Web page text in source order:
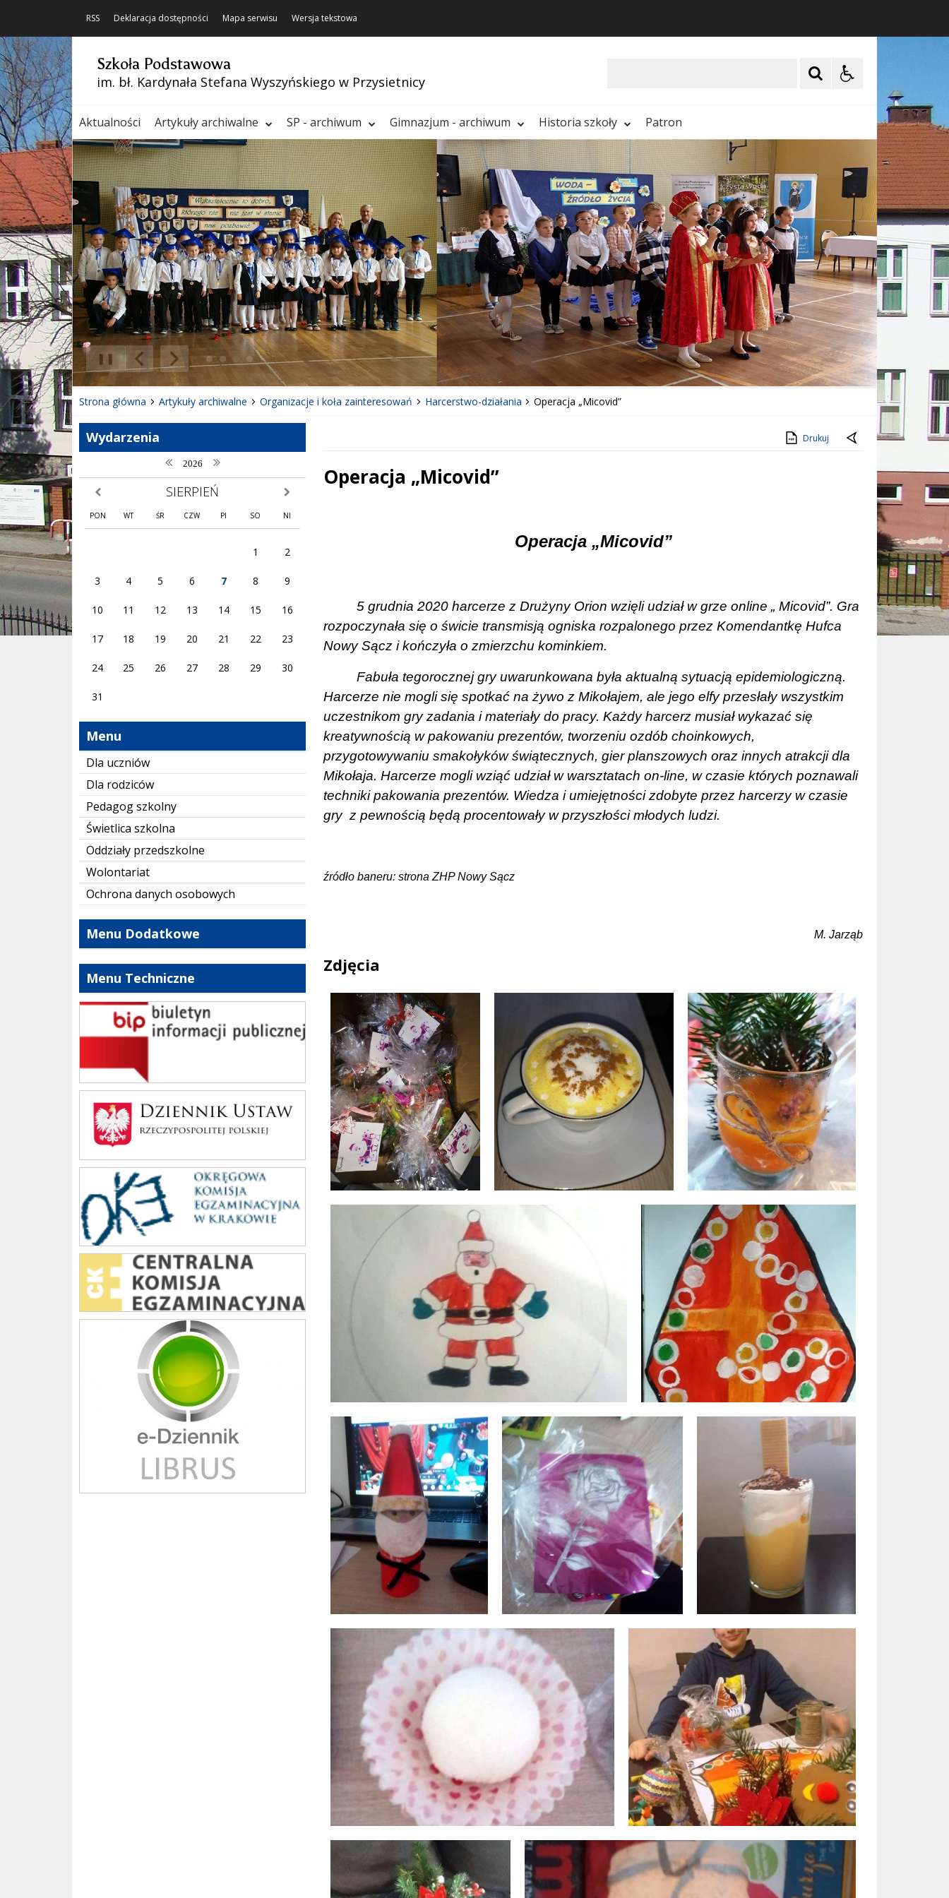
RSS Deklaracja dostępności Mapa serwisu Wersja tekstowa
Szkoła Podstawowa
im. bł. Kardynała Stefana Wyszyńskiego w Przysietnicy
Aktualności Artykuły archiwalne SP - archiwum Gimnazjum - archiwum Historia szkoły Patron
Poprzedni Element
Następny Element
❚❚
Strona główna Artykuły archiwalne Organizacje i koła zainteresowań Harcerstwo-działania Operacja „Micovid”
Wydarzenia
poprzedni rok
2026 następny rok
poprzedni miesiąc SIERPIEŃ następny miesiąc
PON WT ŚR CZW PI SO NI
1 2
3 4 5 6 7 8 9
10 11 12 13 14 15 16
17 18 19 20 21 22 23
24 25 26 27 28 29 30
31
Menu
Dla uczniów
Dla rodziców
Pedagog szkolny
Świetlica szkolna
Oddziały przedszkolne
Wolontariat
Ochrona danych osobowych
Menu Dodatkowe
Menu Techniczne
bip szkoły
Dziennik Polski
oke_krakow
cke
Librus szkoła
Drukuj
Operacja „Micovid”
Operacja „Micovid”
5 grudnia 2020 harcerze z Drużyny Orion wzięli udział w grze online „ Micovid”. Gra
rozpoczynała się o świcie transmisją ogniska rozpalonego przez Komendantkę Hufca
Nowy Sącz i kończyła o zmierzchu kominkiem.
Fabuła tegorocznej gry uwarunkowana była aktualną sytuacją epidemiologiczną.
Harcerze nie mogli się spotkać na żywo z Mikołajem, ale jego elfy przesłały wszystkim
uczestnikom gry zadania i materiały do pracy. Każdy harcerz musiał wykazać się
kreatywnością w pakowaniu prezentów, tworzeniu ozdób choinkowych,
przygotowywaniu smakołyków świątecznych, gier planszowych oraz innych atrakcji dla
Mikołaja. Harcerze mogli wziąć udział w warsztatach on-line, w czasie których poznawali
techniki pakowania prezentów. Wiedza i umiejętności zdobyte przez harcerzy w czasie
gry z pewnością będą procentowały w przyszłości młodych ludzi.
źródło baneru: strona ZHP Nowy Sącz
M. Jarząb
Zdjęcia